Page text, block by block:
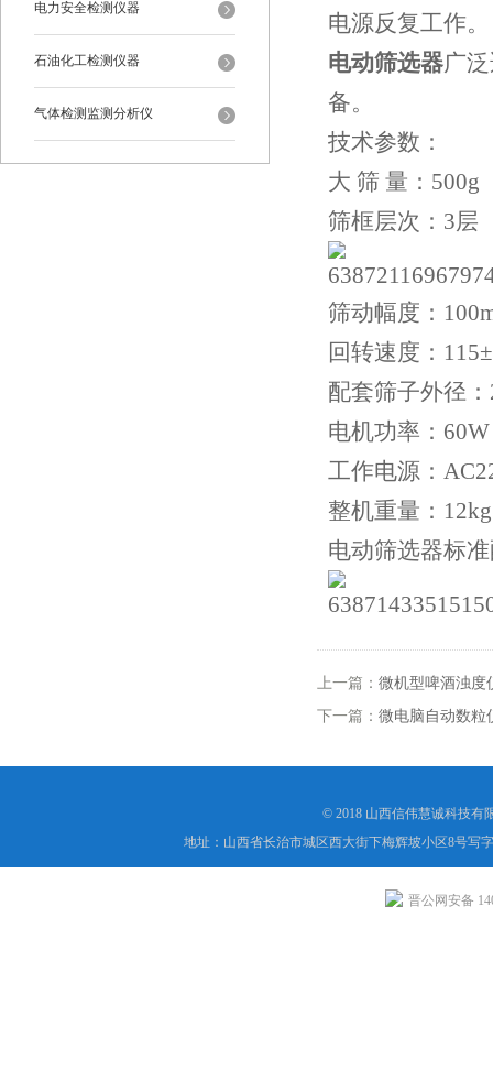
电力安全检测仪器
石油化工检测仪器
气体检测监测分析仪
电源反复工作。
电动筛选器广
备。
技术参数：
大 筛 量：500g
筛框层次：3层
筛动幅度：
回转速度：
配套筛子外径
电机功率：60W
工作电源：
整机重量：12kg
电动筛选器标
上一篇： 微机型啤酒浊度
下一篇： 微电脑自动数粒
© 2018 山西信伟慧诚科技有
地址：山西省长治市城区西大街下梅辉坡小区8号写
晋公网安备